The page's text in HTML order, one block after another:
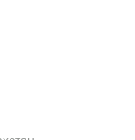
основе и